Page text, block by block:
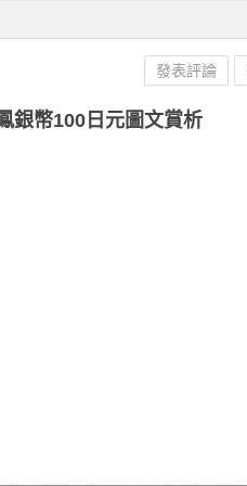
銀幣100日元圖文賞析
發表評論